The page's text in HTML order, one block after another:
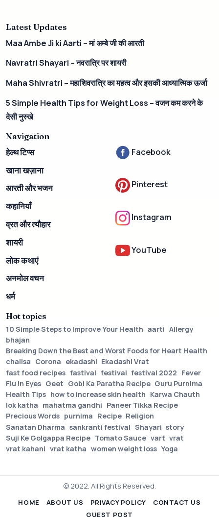
Latest Updates
Maa Ambe Ji ki Aarti – मां अम्बे जी की आरती
Navratri Shayari – नवरात्रि पर शायरी
Maha Shivratri – महाशिवरात्रि का महत्व और इसकी आध्यात्मिक ऊर्जा
5 Simple Health Tips for Weight Loss – वजन कम करने के
देसी नुस्खे
Navigation
हेल्थ टिप्स
खाना खज़ाना
आरती और भजन
कहानियाँ
व्रत और त्यौहार
शायरी
लोक कथाएं
अनमोल वचन
धर्म
Facebook
Pinterest
Instagram
YouTube
Hot topics
10 Simple Steps to Improve Your Health aarti Allergy
bhajan
Breaking Down the Best and Worst Foods for Heart Health
chalisa Corona ekadashi Ekadashi Vrat
fast food recipes fastival festival festival 2022 Fever
Flu in Eyes Geet Gobi Ka Paratha Recipe Guru Purnima
Health Tips how to increase skin health Karwa Chauth
lok katha mahatma gandhi Paneer Tikka Recipe
Precious Words purnima Recipe Religion
Sanatan Dharma sankranti festival Shayari story
Suji Ke Golgappa Recipe Tomato Sauce vart vrat
vrat kahani vrat katha women weight loss Yoga
© 2022. All Rights Reserved.
HOME ABOUT US PRIVACY POLICY
CONTACT US
GUEST POST